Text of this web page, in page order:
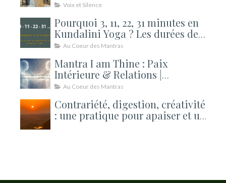
Voix et Silence
Pourquoi 3, 11, 22, 31 minutes en
Kundalini Yoga ? Les durées de
méditation expliquées
Au Coeur des Mantras
Mantra I am Thine : Paix
Intérieure & Relations |
Kundalini
Au Coeur des Mantras
Contrariété, digestion, créativité
: une pratique pour apaiser et un
atelier pour ouvrir la rentrée